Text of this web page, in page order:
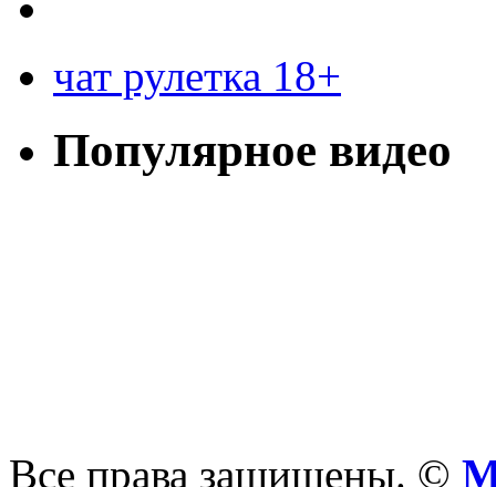
чат рулетка 18+
Популярное видео
Все права защищены. ©